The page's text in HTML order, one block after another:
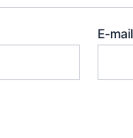
E-mail